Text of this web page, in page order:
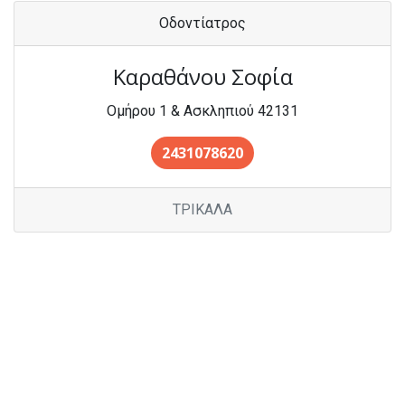
Οδοντίατρος
Καραθάνου Σοφία
Ομήρoυ 1 & Ασκληπιού 42131
2431078620
ΤΡΙΚΑΛΑ